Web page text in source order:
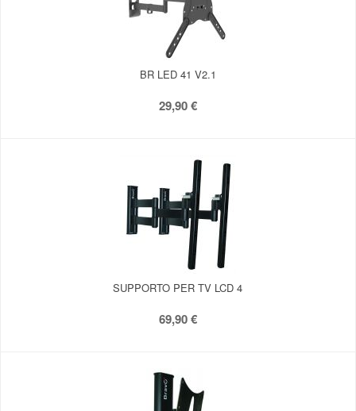
BR LED 41 V2.1
29,90 €
SUPPORTO PER TV LCD 4
69,90 €